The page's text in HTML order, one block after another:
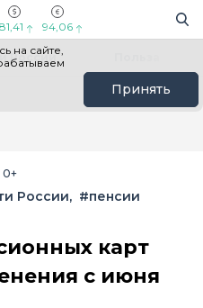
81,41 94,06
на сайте,
Принять
России
0+
России #пенсии
карт
с июня